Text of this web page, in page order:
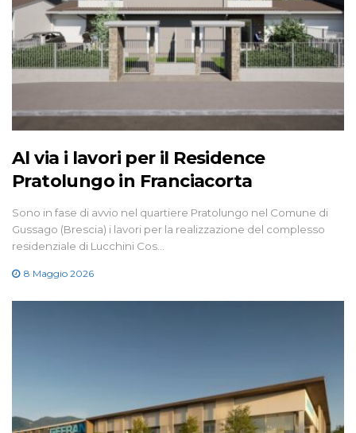
Al via i lavori per il Residence
Pratolungo in Franciacorta
Sono in fase di avvio nel quartiere Pratolungo nel Comune di
Gussago (Brescia) i lavori per la realizzazione del complesso
residenziale di Lucchini Cos…
8 Maggio 2026